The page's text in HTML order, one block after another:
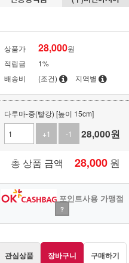
상품가 28,000원
적립금
1%
배송비
(조건) 지역별
다루마-중(빨강) [높이 15cm]
+1
-1 28,000원
총 상품 금액 28,000 원
포인트사용 가맹점
?
관심상품 장바구니 구매하기